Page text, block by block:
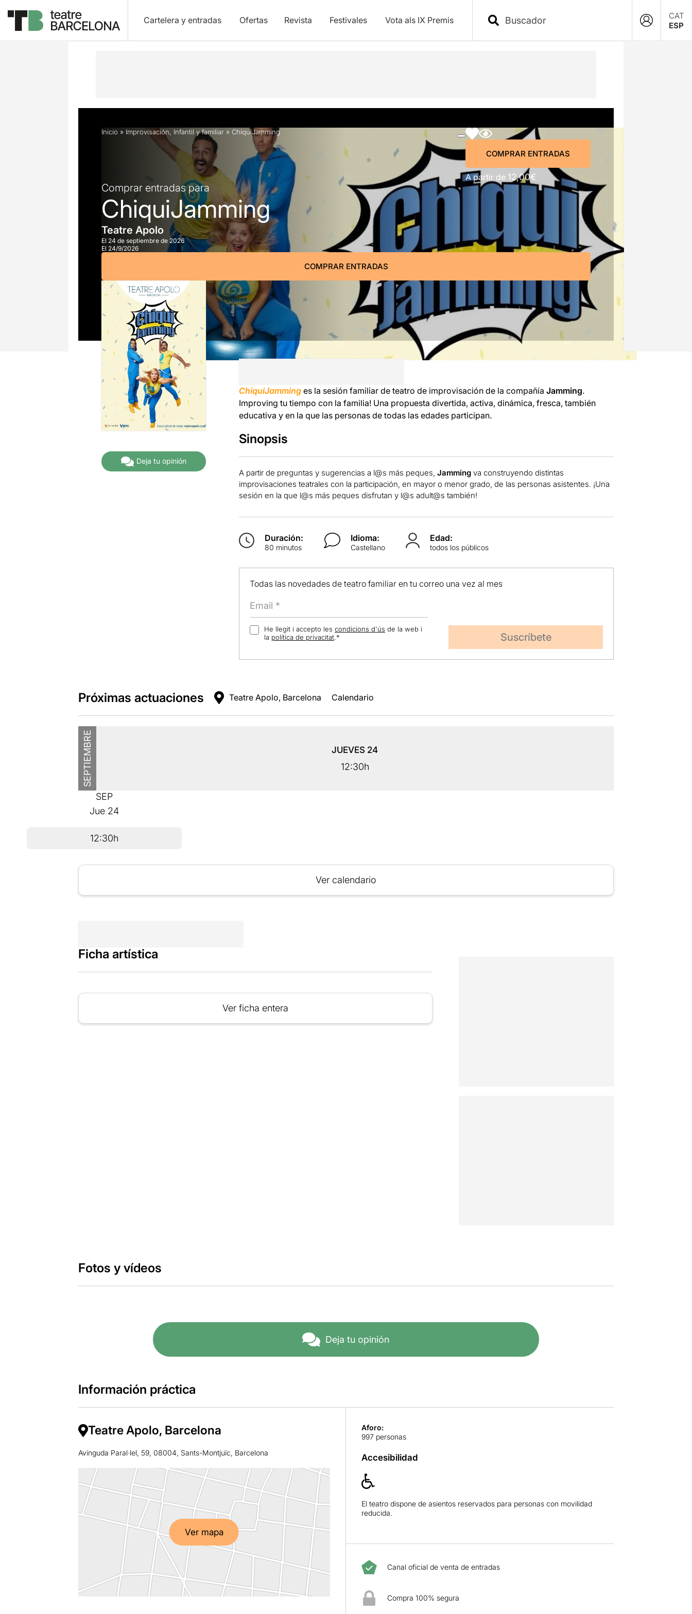
Cartelera y entradas Ofertas Revista Festivales Vota als IX Premis
CAT
ESP
Descripción Horarios Ficha artística Fotos y vídeos Info práctica COMPRAR ENTRADAS
Inicio » Improvisación, Infantil y familiar » ChiquiJamming
A partir de 12,00€
COMPRAR ENTRADAS
Comprar entradas para
ChiquiJamming
Teatre Apolo
El 24 de septiembre de 2026
El 24/9/2026
COMPRAR ENTRADAS
Deja tu opinión
ChiquiJamminges la sesión familiar de teatro de improvisación de la compañía Jamming.
Improving tu tiempo con la familia! Una propuesta divertida, activa, dinámica, fresca, también
educativa y en la que las personas de todas las edades participan.
Sinopsis
A partir de preguntas y sugerencias a l@s más peques, Jammingva construyendo distintas
improvisaciones teatrales con la participación, en mayor o menor grado, de las personas asistentes. ¡Una
sesión en la que l@s más peques disfrutan y l@s adult@s también!
Duración:
80 minutos
Idioma:
Castellano
Edad:
todos los públicos
Todas las novedades de teatro familiar en tu correo una vez al mes
He llegit i accepto les condicions d'ús de la web i
la política de privacitat.*
Próximas actuaciones Teatre Apolo, Barcelona Calendario
SEPTIEMBRE JUEVES 24
12:30h
SEP
Jue 24
12:30h
Ver calendario
Ficha artística
Ver ficha entera
Fotos y vídeos
Deja tu opinión
Información práctica
Teatre Apolo, Barcelona
Avinguda Paral·lel, 59, 08004, Sants-Montjuïc, Barcelona
Ver mapa
Aforo:
997 personas
Accesibilidad
El teatro dispone de asientos reservados para personas con movilidad
reducida.
Canal oficial de venta de entradas
Compra 100% segura